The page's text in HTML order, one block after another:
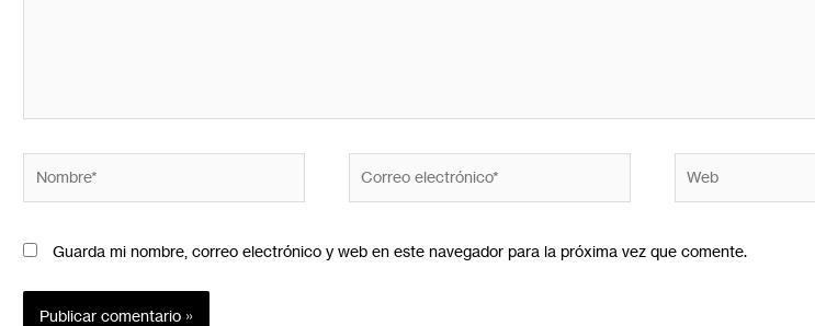
Guarda mi nombre, correo electrónico y web en este navegador para la próxima vez que comente.